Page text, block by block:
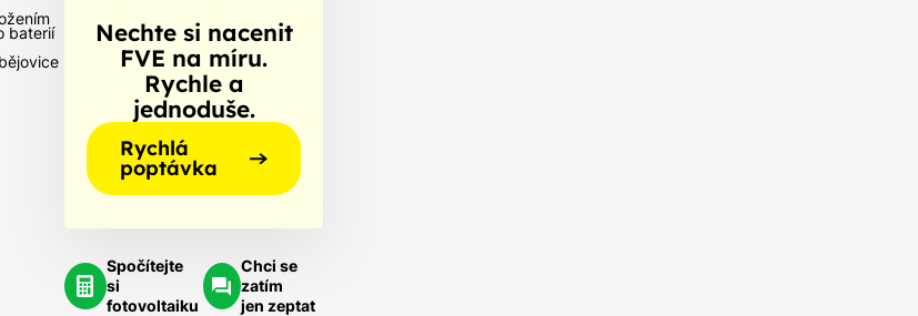
baterií
Nechte si nacenit
FVE na míru.
Rychle a
jednoduše.
Rychlá
poptávka
Spočítejte
si
fotovoltaiku
Chci se
zatím
jen zeptat